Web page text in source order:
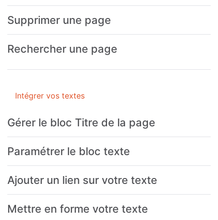
Supprimer une page
Rechercher une page
Intégrer vos textes
Gérer le bloc Titre de la page
Paramétrer le bloc texte
Ajouter un lien sur votre texte
Mettre en forme votre texte